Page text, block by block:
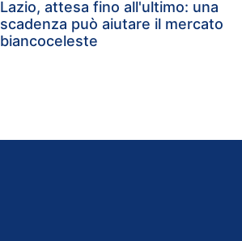
Lazio, attesa fino all'ultimo: una
scadenza può aiutare il mercato
biancoceleste